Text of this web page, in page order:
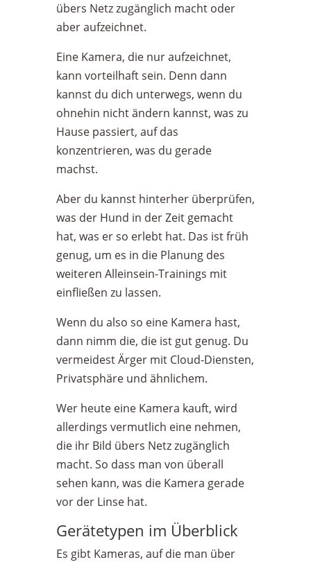
übers Netz zugänglich macht oder
aber aufzeichnet.
Eine Kamera, die nur aufzeichnet,
kann vorteilhaft sein. Denn dann
kannst du dich unterwegs, wenn du
ohnehin nicht ändern kannst, was zu
Hause passiert, auf das
konzentrieren, was du gerade
machst.
Aber du kannst hinterher überprüfen,
was der Hund in der Zeit gemacht
hat, was er so erlebt hat. Das ist früh
genug, um es in die Planung des
weiteren Alleinsein-Trainings mit
einfließen zu lassen.
Wenn du also so eine Kamera hast,
dann nimm die, die ist gut genug. Du
vermeidest Ärger mit Cloud-Diensten,
Privatsphäre und ähnlichem.
Wer heute eine Kamera kauft, wird
allerdings vermutlich eine nehmen,
die ihr Bild übers Netz zugänglich
macht. So dass man von überall
sehen kann, was die Kamera gerade
vor der Linse hat.
Gerätetypen im Überblick
Es gibt Kameras, auf die man über